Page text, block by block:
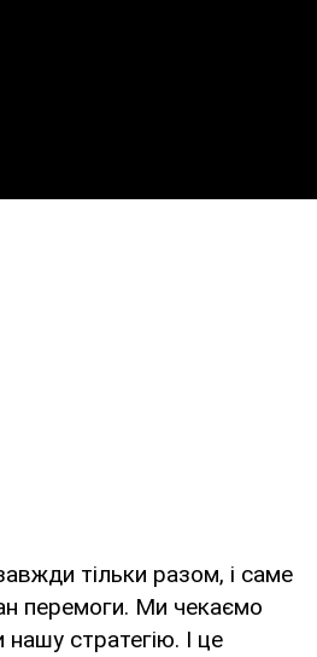
тільки разом, і саме
перемоги. Ми чекаємо
стратегію. І це